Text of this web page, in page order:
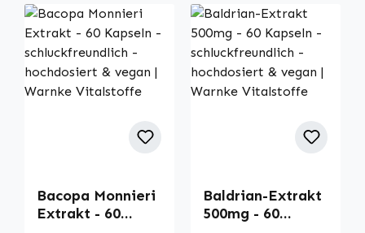
Bacopa Monnieri
Extrakt - 60
Baldrian-Extrakt
500mg - 60